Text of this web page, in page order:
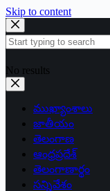
Skip to content
No results
ముఖ్యాంశాలు
జాతీయం
తెలంగాణ
ఆంధ్రప్రదేశ్
తెలంగాణార్థం
సన్నివేశం